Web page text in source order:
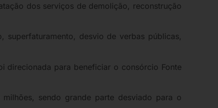
dos serviços de demolição, reconstrução
superfaturamento, desvio de verbas públicas,
direcionada para beneficiar o consórcio Fonte
sendo grande parte desviado para o